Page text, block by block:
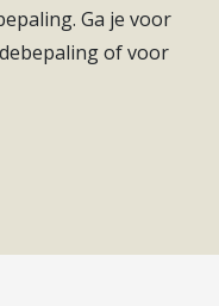
slaapkamers.
slaapkamer en
één van de
wel je
op deze
douche, wastafel
Ga je voor
of voor